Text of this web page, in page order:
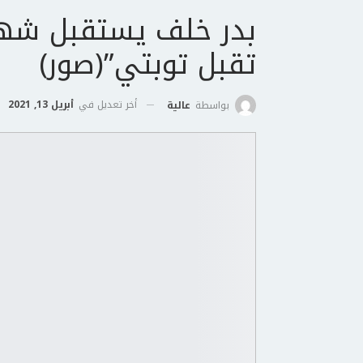
بدر خلف يستقبل
تقبل توبتي”(صور)
بواسطة عالية أخر تعديل في أبريل 13, 2021